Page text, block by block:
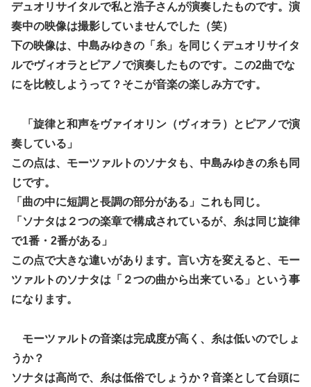
デュオリサイタルで私と浩子さんが演奏したものです。演
奏中の映像は撮影していませんでした（笑）
下の映像は、中島みゆきの「糸」を同じくデュオリサイタ
ルでヴィオラとピアノで演奏したものです。この2曲でな
にを比較しようって？そこが音楽の楽しみ方です。
「旋律と和声をヴァイオリン（ヴィオラ）とピアノで演
奏している」
この点は、モーツァルトのソナタも、中島みゆきの糸も同
じです。
「曲の中に短調と長調の部分がある」これも同じ。
「ソナタは２つの楽章で構成されているが、糸は同じ旋律
で1番・2番がある」
この点で大きな違いがあります。言い方を変えると、モー
ツァルトのソナタは「２つの曲から出来ている」という事
になります。
モーツァルトの音楽は完成度が高く、糸は低いのでしょ
うか？
ソナタは高尚で、糸は低俗でしょうか？音楽として台頭に